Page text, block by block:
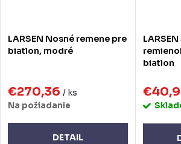
LARSEN Nosné remene pre
biatlon, modré
€270,36 / ks
Na požiadanie
DETAIL
biatlon